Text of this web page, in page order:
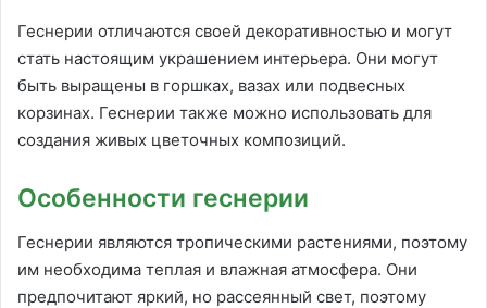
Геснерии отличаются своей декоративностью и могут
стать настоящим украшением интерьера. Они могут
быть выращены в горшках, вазах или подвесных
корзинах. Геснерии также можно использовать для
создания живых цветочных композиций.
Особенности геснерии
Геснерии являются тропическими растениями, поэтому
им необходима теплая и влажная атмосфера. Они
предпочитают яркий, но рассеянный свет, поэтому